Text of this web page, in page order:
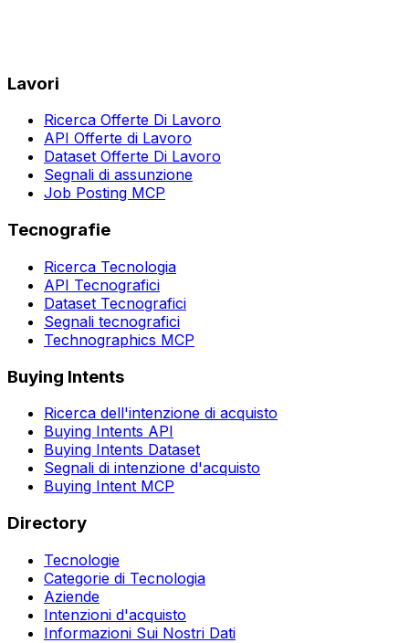
Lavori
Ricerca Offerte Di Lavoro
API Offerte di Lavoro
Dataset Offerte Di Lavoro
Segnali di assunzione
Job Posting MCP
Tecnografie
Ricerca Tecnologia
API Tecnografici
Dataset Tecnografici
Segnali tecnografici
Technographics MCP
Buying Intents
Ricerca dell'intenzione di acquisto
Buying Intents API
Buying Intents Dataset
Segnali di intenzione d'acquisto
Buying Intent MCP
Directory
Tecnologie
Categorie di Tecnologia
Aziende
Intenzioni d'acquisto
Informazioni Sui Nostri Dati